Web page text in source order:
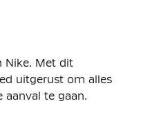
Nike. Met dit
uitgerust om alles
te gaan.